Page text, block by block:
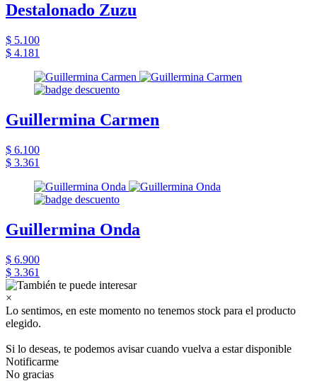
Destalonado Zuzu
$ 5.100
$ 4.181
Guillermina Carmen
$ 6.100
$ 3.361
Guillermina Onda
$ 6.900
$ 3.361
×
Lo sentimos, en este momento no tenemos stock para el producto
elegido.
Si lo deseas, te podemos avisar cuando vuelva a estar disponible
Notificarme
No gracias